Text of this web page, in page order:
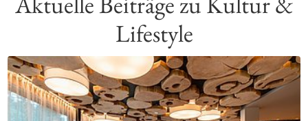
Lifestyle